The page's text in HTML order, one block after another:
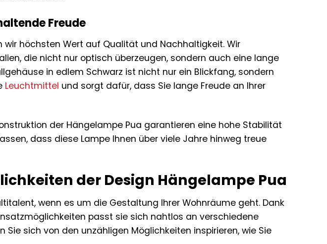
Freude
wir höchsten Wert auf Qualität und Nachhaltigkeit. Wir
die nicht nur optisch überzeugen, sondern auch eine lange
in edlem Schwarz ist nicht nur ein Blickfang, sondern
Leuchtmittel und sorgt dafür, dass Sie lange Freude an Ihrer
der Hängelampe Pua garantieren eine hohe Stabilität
dass diese Lampe Ihnen über viele Jahre hinweg treue
der Design Hängelampe Pua
wenn es um die Gestaltung Ihrer Wohnräume geht. Dank
passt sie sich nahtlos an verschiedene
Sie sich von den unzähligen Möglichkeiten inspirieren, wie Sie